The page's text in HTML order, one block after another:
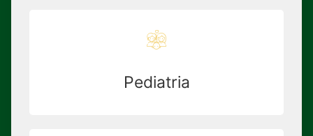
Pediatria